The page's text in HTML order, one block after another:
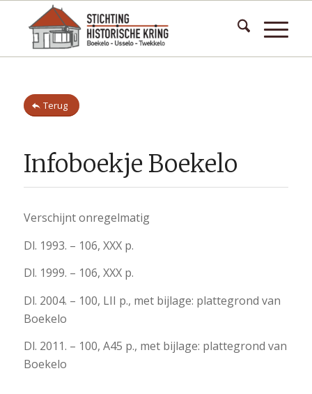
Terug
Infoboekje Boekelo
Verschijnt onregelmatig
Dl. 1993. – 106, XXX p.
Dl. 1999. – 106, XXX p.
Dl. 2004. – 100, LII p., met bijlage: plattegrond van
Boekelo
Dl. 2011. – 100, A45 p., met bijlage: plattegrond van
Boekelo